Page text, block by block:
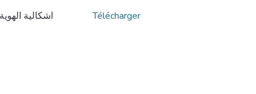
اشكالية
Télécharger